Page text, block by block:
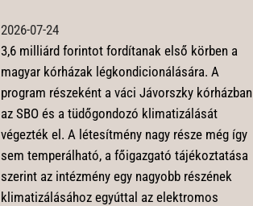
2026-07-24
3,6 milliárd forintot fordítanak első körben a
magyar kórházak légkondicionálására. A
program részeként a váci Jávorszky kórházban
az SBO és a tüdőgondozó klimatizálását
végezték el. A létesítmény nagy része még így
sem temperálható, a főigazgató tájékoztatása
szerint az intézmény egy nagyobb részének
klimatizálásához egyúttal az elektromos